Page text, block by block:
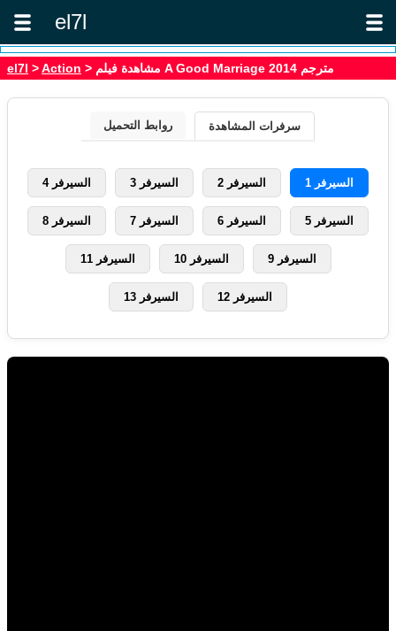
el7l
el7l >Action > مشاهدة فيلم A Good Marriage 2014 مترجم
سرفرات المشاهدة روابط التحميل
السيرفر 1 السيرفر 2 السيرفر 3 السيرفر 4
السيرفر 5 السيرفر 6 السيرفر 7 السيرفر 8
السيرفر 9 السيرفر 10 السيرفر 11
السيرفر 12 السيرفر 13